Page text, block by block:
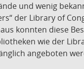
und wenig
der Library of
konnten diese
wie der
angeboten